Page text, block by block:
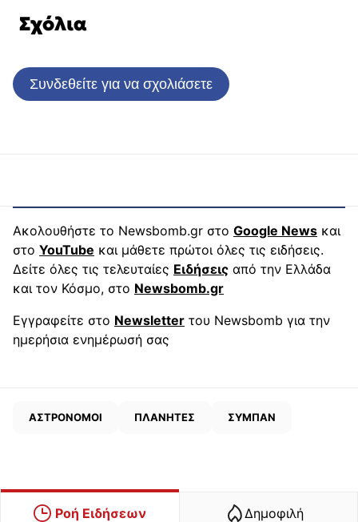
Σχόλια
Συνδεθείτε για να σχολιάσετε
Ακολουθήστε το Newsbomb.gr στο Google News και
στο YouTube και μάθετε πρώτοι όλες τις ειδήσεις.
Δείτε όλες τις τελευταίες Ειδήσεις από την Ελλάδα
και τον Κόσμο, στο Newsbomb.gr
Εγγραφείτε στο Newsletter του Newsbomb για την
ημερήσια ενημέρωσή σας
ΑΣΤΡΟΝΟΜΟΙ ΠΛΑΝΗΤΕΣ ΣΥΜΠΑΝ
Ροή Ειδήσεων Δημοφιλή